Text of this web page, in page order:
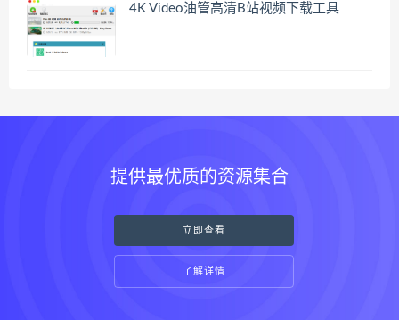
4K Video油管高清B站视频下载工具
提供最优质的资源集合
立即查看
了解详情